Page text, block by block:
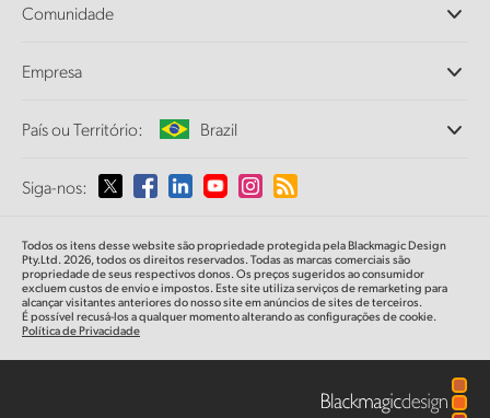
Ultimatte
Captura e Reprodução
Conversão de Padrões
Monitoramento
Armazenamento em Rede
Roteamento e Distribuição
Streaming e Codificação
Central de Suporte Técnico
Comunidade
Empresa
Sobre a Blackmagic Design
Imprensa
País ou Território: Brazil
Selecione seu país ou território
Australia
Austria
Siga-nos:
Todos os itens desse website são propriedade protegida pela Blackmagic Design
Pty.Ltd. 2026, todos os direitos reservados. Todas as marcas comerciais são
propriedade de seus respectivos donos. Os preços sugeridos ao consumidor
excluem custos de envio e impostos. Este site utiliza serviços de remarketing para
alcançar visitantes anteriores do nosso site em anúncios de sites de terceiros.
É possível recusá-los a qualquer momento alterando as configurações de cookie.
Política de Privacidade